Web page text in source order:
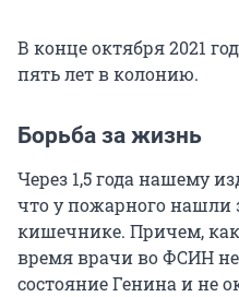
В конце октября 2021
пять лет в колонию.
Борьба за жизнь
Через 1,5 года нашему
что у пожарного нашли
кишечнике. Причем,
время врачи во ФСИН
состояние Генина и не о